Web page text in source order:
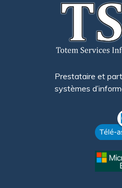
Prestataire et
systèmes